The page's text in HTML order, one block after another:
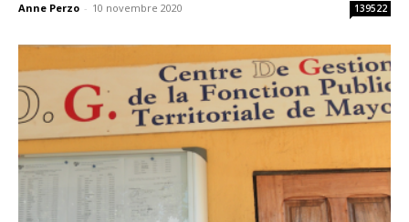
Anne Perzo - 10 novembre 2020 139522